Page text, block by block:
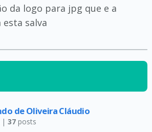
da logo para jpg que e a
esta salva
de Oliveira Cláudio
| 37posts